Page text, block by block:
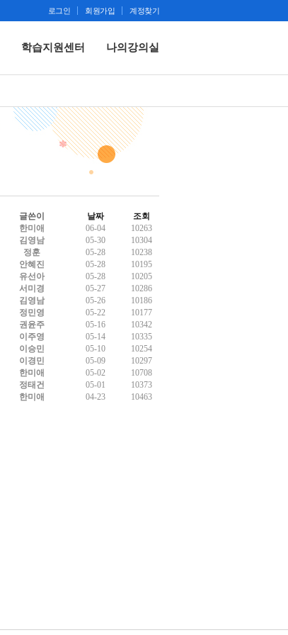
로그인 회원가입 계정찾기
학습지원센터 나의강의실
글쓴이 날짜
조회
한미애 06-04
10263
김영남 05-30
10304
정훈 05-28
10238
안혜진 05-28
10195
유선아 05-28
10205
서미경 05-27
10286
김영남 05-26
10186
정민영 05-22
10177
권윤주 05-16
10342
이주영 05-14
10335
이승민 05-10
10254
이경민 05-09
10297
한미애 05-02
10708
정태건 05-01
10373
한미애 04-23 10463